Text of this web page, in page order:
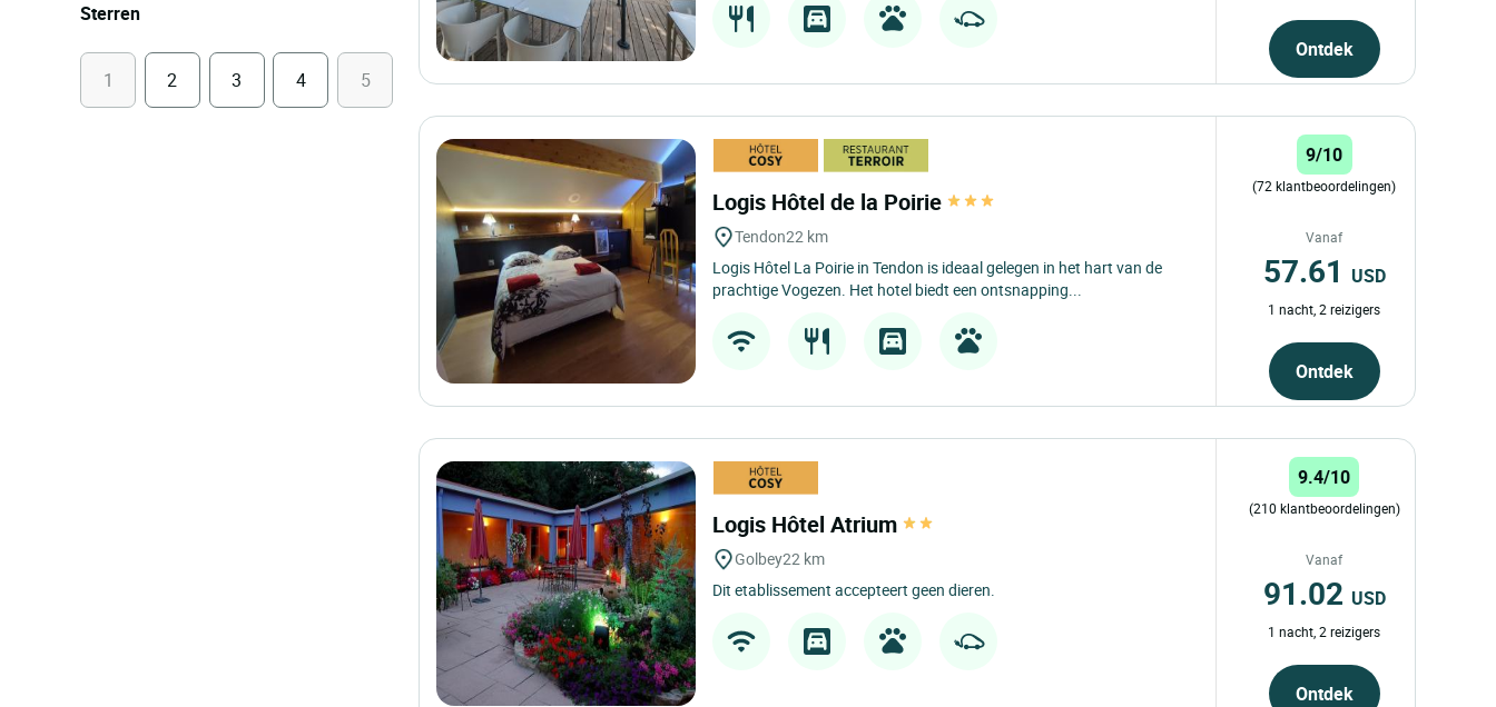
Sterren
1 2 3 4 5
Ontdek
Logis Hôtel de la Poirie
Tendon22 km
Logis Hôtel La Poirie in Tendon is ideaal gelegen in het hart van de
prachtige Vogezen. Het hotel biedt een ontsnapping...
9/10
(72 klantbeoordelingen)
Vanaf
57.61 USD
1 nacht, 2 reizigers
Ontdek
Logis Hôtel Atrium
Golbey22 km
Dit etablissement accepteert geen dieren.
9.4/10
(210 klantbeoordelingen)
Vanaf
91.02 USD
1 nacht, 2 reizigers
Ontdek